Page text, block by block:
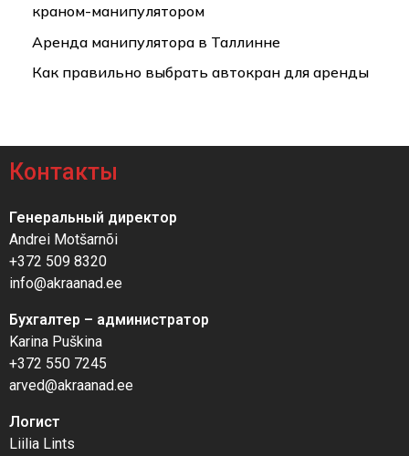
краном-манипулятором
Аренда манипулятора в Таллинне
Как правильно выбрать автокран для аренды
Контакты
Генеральный директор
Andrei Motšarnõi
+372 509 8320
info@akraanad.ee
Бухгалтер – администратор
Karina Puškina
+372 550 7245
arved@akraanad.ee
Логист
Liilia Lints